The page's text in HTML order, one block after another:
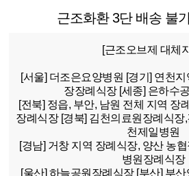
근조화환 3단 배송 불
[근조오브제 대체
[서울] 더조은요양병원 [경기] 연천지
장장례식장 [세종] 은하수
[전북] 정읍, 부안, 남원 전체 지역 장
장례식장 [경북] 김천의료원장례식장
천제일병원
[경남] 거창 지역 장례식장, 양산 농
병원장례식장
[울산] 하늘공원장례식장 [부산] 부산